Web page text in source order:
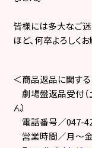
皆様には多大なご迷
ほど、何卒よろしく
＜商品返品に関す
劇場盤返品受付（
ん）
電話番号／047-
営業時間／月～